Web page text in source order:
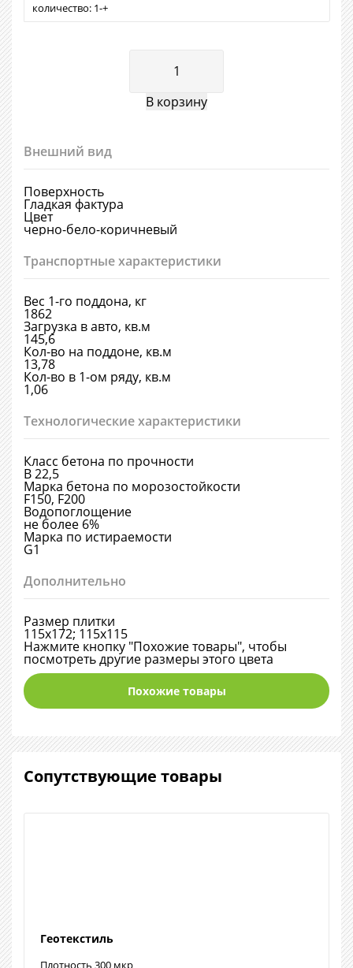
количество: 1 +
Внешний вид
Поверхность
Гладкая фактура
Цвет
черно-бело-коричневый
Транспортные характеристики
Вес 1-го поддона, кг
1862
Загрузка в авто, кв.м
145,6
Кол-во на поддоне, кв.м
13,78
Кол-во в 1-ом ряду, кв.м
1,06
Технологические характеристики
Класс бетона по прочности
В 22,5
Марка бетона по морозостойкости
F150, F200
Водопоглощение
не более 6%
Марка по истираемости
G1
Дополнительно
Размер плитки
115х172; 115х115
Нажмите кнопку "Похожие товары", чтобы
посмотреть другие размеры этого цвета
Похожие товары
Сопутствующие товары
Геотекстиль
Плотность 300 мкр